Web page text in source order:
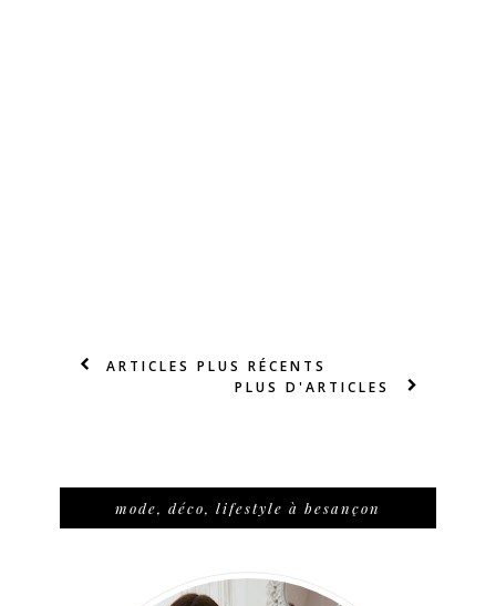
ARTICLES PLUS RÉCENTS
PLUS D'ARTICLES
mode, déco, lifestyle à besançon